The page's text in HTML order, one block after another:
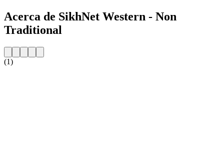
Acerca de SikhNet Western - Non
Traditional
(1)